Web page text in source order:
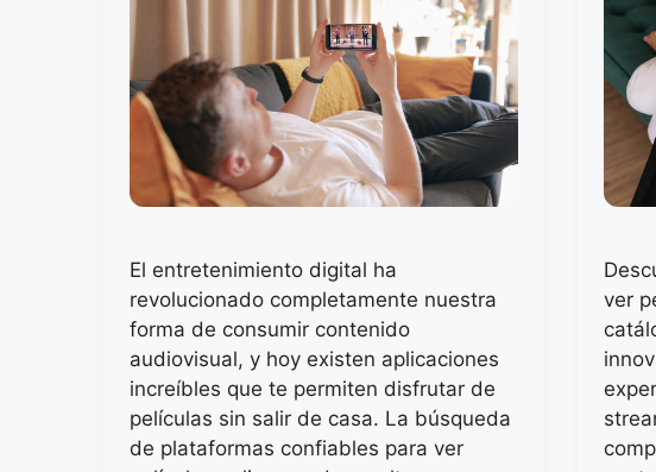
El entretenimiento digital ha
revolucionado completamente nuestra
forma de consumir contenido
audiovisual, y hoy existen aplicaciones
increíbles que te permiten disfrutar de
películas sin salir de casa. La búsqueda
de plataformas confiables para ver
ver